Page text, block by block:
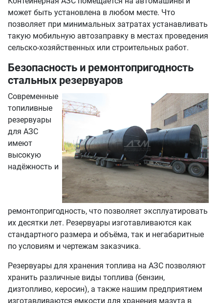
может быть установлена в любом месте. Что
позволяет при минимальных затратах устанавливать
такую мобильную автозаправку в местах проведения
сельско-хозяйственных или строительных работ.
Безопасность и ремонтопригодность
стальных резервуаров
Современные
топиливные
резервуары
для АЗС
имеют
высокую
надёжность и
ремонтопригодность, что позволяет эксплуатировать
их десятки лет. Резервуары изготавливаются как
стандартного размера и объёма, так и негабаритные
по условиям и чертежам заказчика.
Резервуары для хранения топлива на АЗС позволяют
хранить различные виды топлива (бензин,
дизтопливо, керосин), а также нашим предприятием
изготавливаются емкости для хранения мазута в